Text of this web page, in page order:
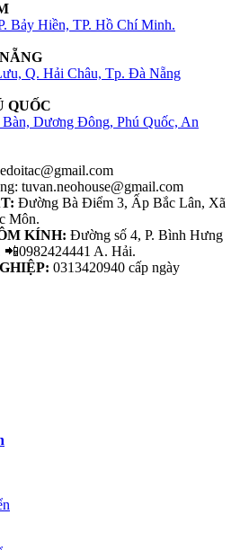
Bảy Hiền, TP. Hồ Chí Minh.
Q. Hải Châu, Tp. Đà Nẵng
QUỐC
Dương Đông, Phú Quốc, An
tuvan.neohouse@gmail.com
Đường Bà Điểm 3, Ấp Bắc Lân, Xã
Môn.
KÍNH: Đường số 4, P. Bình Hưng
A. Hải.
0313420940 cấp ngày